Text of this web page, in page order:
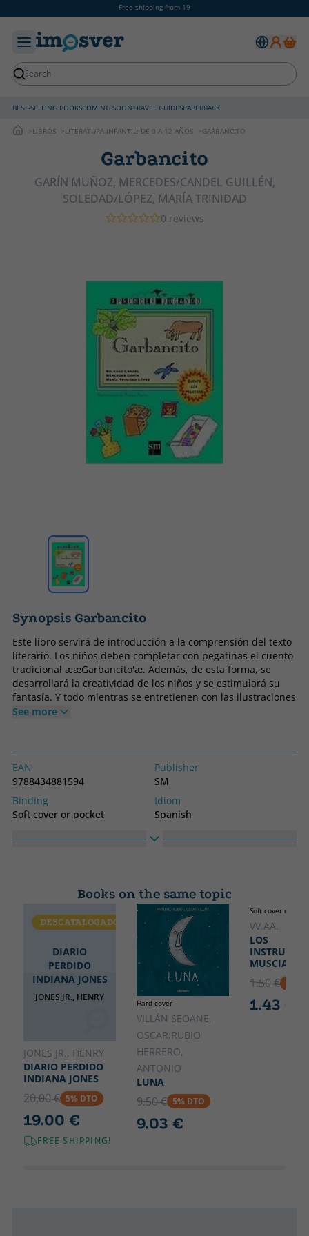
Free shipping from 19
BEST-SELLING BOOKSCOMING SOONTRAVEL GUIDESPAPERBACK
LIBROS LITERATURA INFANTIL: DE 0 A 12 AÑOS GARBANCITO
Garbancito
GARÍN MUÑOZ, MERCEDES/CANDEL GUILLÉN,
SOLEDAD/LÓPEZ, MARÍA TRINIDAD
0 reviews
Synopsis Garbancito
Este libro servirá de introducción a la comprensión del texto
literario. Los niños deben completar con pegatinas el cuento
tradicional ææGarbancito'æ. Además, de esta forma, se
desarrollará la creatividad de los niños y se estimulará su
fantasía. Y todo mientras se entretienen con las ilustraciones
y las pegatinas.
See more
EAN
9788434881594
Publisher
SM
Binding
Soft cover or pocket
Idiom
Spanish
High
Books on the same topic
DIARIO
PERDIDO
INDIANA JONES
JONES JR., HENRY
DESCATALOGADO
JONES JR., HENRY
DIARIO PERDIDO
INDIANA JONES
20.00 € 5% DTO
19.00 €
FREE SHIPPING!
Hard cover
VILLÁN SEOANE,
OSCAR;RUBIO
HERRERO,
ANTONIO
LUNA
9.50 € 5% DTO
9.03 €
Soft cover or
VV.AA.
LOS
MUSCIALES
1.50 €
1.43 €